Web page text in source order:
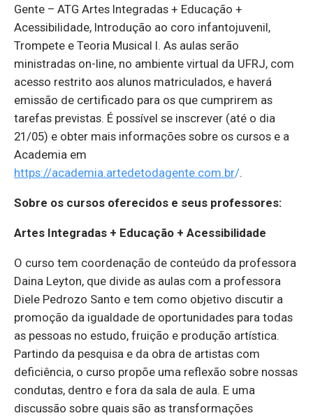
Gente – ATG Artes Integradas + Educação +
Acessibilidade, Introdução ao coro infantojuvenil,
Trompete e Teoria Musical I. As aulas serão
ministradas on-line, no ambiente virtual da UFRJ, com
acesso restrito aos alunos matriculados, e haverá
emissão de certificado para os que cumprirem as
tarefas previstas. É possível se inscrever (até o dia
21/05) e obter mais informações sobre os cursos e a
Academia em
https://academia.artedetodagente.com.br/.
Sobre os cursos oferecidos e seus professores:
Artes Integradas + Educação + Acessibilidade
O curso tem coordenação de conteúdo da professora
Daina Leyton, que divide as aulas com a professora
Diele Pedrozo Santo e tem como objetivo discutir a
promoção da igualdade de oportunidades para todas
as pessoas no estudo, fruição e produção artística.
Partindo da pesquisa e da obra de artistas com
deficiência, o curso propõe uma reflexão sobre nossas
condutas, dentro e fora da sala de aula. E uma
discussão sobre quais são as transformações